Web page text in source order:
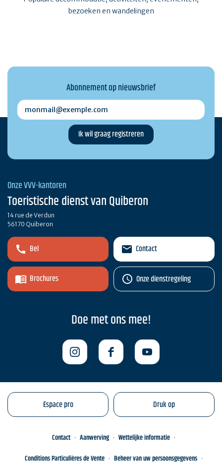
bezoeken en wandelingen
Abonnement op nieuwsbrief
monmail@exemple.com
Onze VVV-kantoren
Toeristische dienst van Quiberon
14 rue de Verdun
56170 Quiberon
Bel
Brochures
Contact
Onze dienstregeling
Doe met ons mee!
Espace pro Druk op
Contact Aanwerving
Wettelijke informatie
Conditions Particulières de Vente
Beheer van uw persoonsgegevens